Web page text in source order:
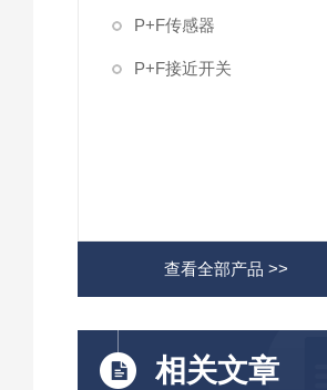
P+F传感器
P+F接近开关
查看全部产品 >>
相关文章